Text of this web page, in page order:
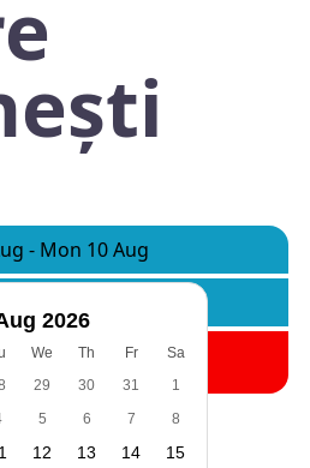
- Mon 10 Aug
Cauta
2026
We Th Fr
Sa
29 30 31
1
5 6 7 8
12 13 14
15